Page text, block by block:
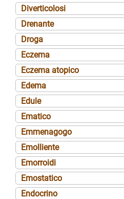
Diverticolosi
Drenante
Droga
Eczema
Eczema atopico
Edema
Edule
Ematico
Emmenagogo
Emolliente
Emorroidi
Emostatico
Endocrino